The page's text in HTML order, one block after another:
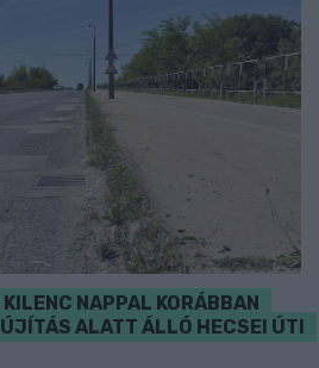
NAPPAL KORÁBBAN
ALATT ÁLLÓ HECSEI ÚTI